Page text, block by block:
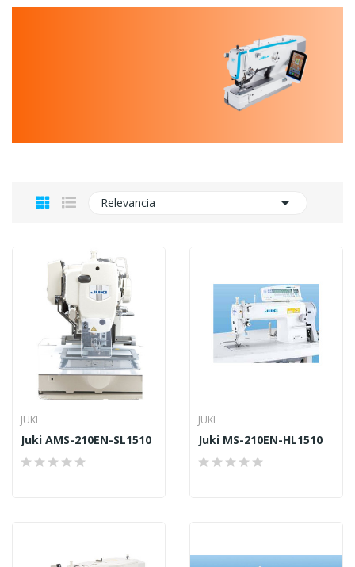
Relevancia 
JUKI
Juki AMS-210EN-SL1510
JUKI
Juki MS-210EN-HL1510